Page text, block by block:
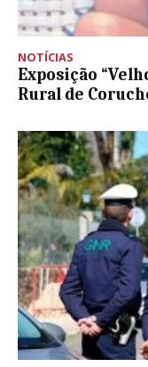
NOTÍCIAS
Exposição
Rural de